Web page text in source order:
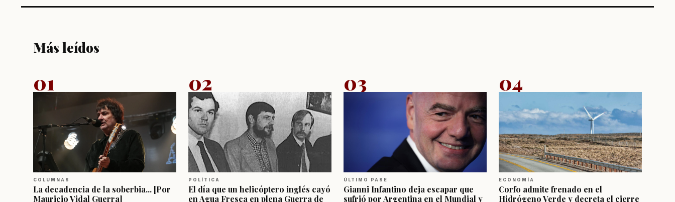
Más leídos
01
COLUMNAS
La decadencia de la soberbia... [Por
Mauricio Vidal Guerra]
02
POLÍTICA
El día que un helicóptero inglés cayó
en Agua Fresca en plena Guerra de
03
ÚLTIMO PASE
Gianni Infantino deja escapar que
sufrió por Argentina en el Mundial y
04
ECONOMÍA
Corfo admite frenado en el
Hidrógeno Verde y decreta el cierre